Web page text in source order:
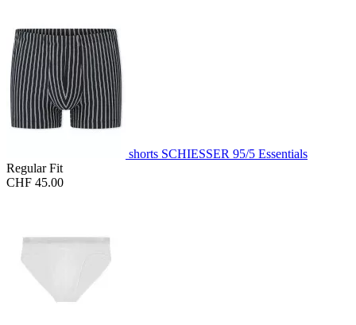
shorts SCHIESSER 95/5 Essentials
Regular Fit
CHF 45.00